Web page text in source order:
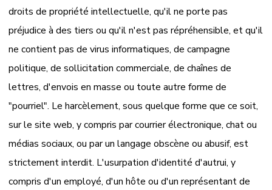
droits de propriété intellectuelle, qu'il ne porte pas
préjudice à des tiers ou qu'il n'est pas répréhensible, et qu'il
ne contient pas de virus informatiques, de campagne
politique, de sollicitation commerciale, de chaînes de
lettres, d'envois en masse ou toute autre forme de
"pourriel". Le harcèlement, sous quelque forme que ce soit,
sur le site web, y compris par courrier électronique, chat ou
médias sociaux, ou par un langage obscène ou abusif, est
strictement interdit. L'usurpation d'identité d'autrui, y
compris d'un employé, d'un hôte ou d'un représentant de